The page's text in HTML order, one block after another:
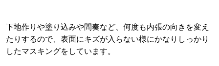
下地作りや塗り込みや間奏など、何度も内張の向きを変え
たりするので、表面にキズが入らない様にかなりしっかり
したマスキングをしています。